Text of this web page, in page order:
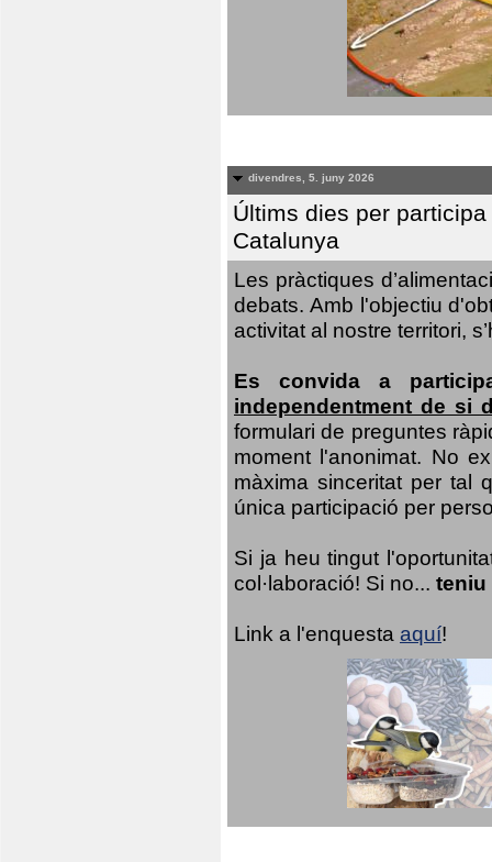
divendres, 5. juny 2026
Últims dies per
Catalunya
Les pràctiques
debats. Amb l'objectiu
activitat al nostre territori,
Es convida a
independentment de si
formulari de preguntes
moment l'anonimat. No
màxima sinceritat per tal
única participació per
Si ja heu tingut
col·laboració! Si no... teniu
Link a l'enquesta aquí!